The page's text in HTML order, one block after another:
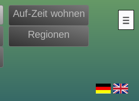
Auf-Zeit wohnen
Regionen